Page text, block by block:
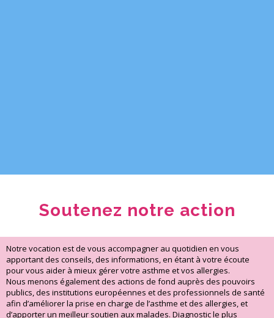
Soutenez notre action
Notre vocation est de vous accompagner au quotidien en vous
apportant des conseils, des informations, en étant à votre écoute
pour vous aider à mieux gérer votre asthme et vos allergies.
Nous menons également des actions de fond auprès des pouvoirs
publics, des institutions européennes et des professionnels de santé
afin d’améliorer la prise en charge de l’asthme et des allergies, et
d’apporter un meilleur soutien aux malades. Diagnostic le plus